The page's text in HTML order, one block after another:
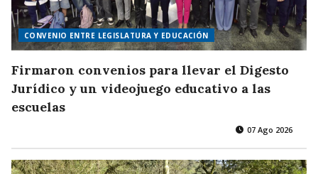
CONVENIO ENTRE LEGISLATURA Y EDUCACIÓN
Firmaron convenios para llevar el Digesto
Jurídico y un videojuego educativo a las
escuelas
07 Ago 2026